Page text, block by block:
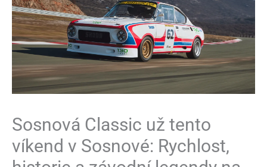
Sosnová Classic už tento
víkend v Sosnové: Rychlost,